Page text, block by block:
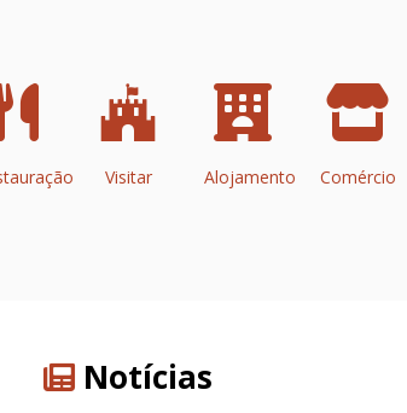
Visitar Alojamento Comércio
Notícias